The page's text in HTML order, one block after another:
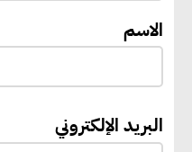
الاسم
البريد الإلكتروني
لمدينتي
النمو